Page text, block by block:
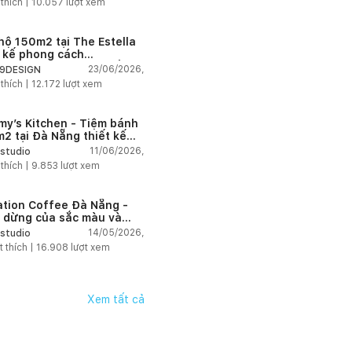
phù hợp và nhanh
| 10.057 lượt xem
150m2 tại The Estella
phong cách
thanh lịch và ấm
23/06/2026,
| 12.172 lượt xem
Kitchen - Tiệm bánh
tại Đà Nẵng thiết kế
cách công nghiệp hiện
tràn ánh sáng tự
11/06/2026,
| 9.853 lượt xem
Coffee Đà Nẵng -
dừng của sắc màu và
14/05/2026,
thích | 16.908 lượt xem
Xem tất cả